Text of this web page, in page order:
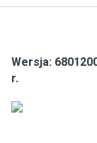
Wersja:
r.